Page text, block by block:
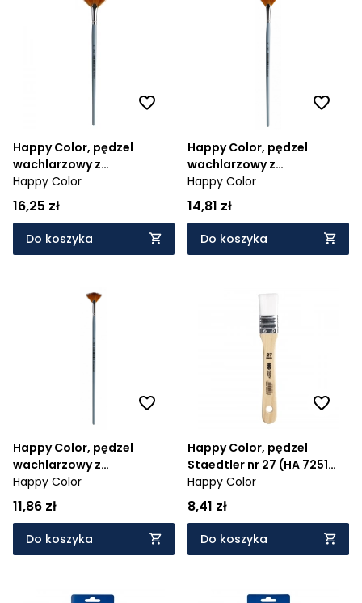
Happy Color, pędzel
wachlarzowy z
syntetycznym włosiem nr
14 (HA 7262 1022-14)
Happy Color
16,25 zł
Do koszyka
Happy Color, pędzel
wachlarzowy z
syntetycznym włosiem nr
10 (HA 7262 1022-10)
Happy Color
14,81 zł
Do koszyka
Happy Color, pędzel
wachlarzowy z
syntetycznym włosiem nr 6
(HA 7262 1022-6)
Happy Color
11,86 zł
Do koszyka
Happy Color, pędzel
Staedtler nr 27 (HA 7251
1022-27)
Happy Color
8,41 zł
Do koszyka